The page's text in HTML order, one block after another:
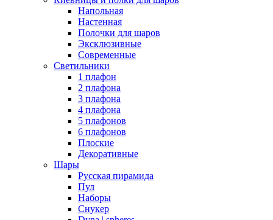
Напольная
Настенная
Полочки для шаров
Эксклюзивные
Современные
Светильники
1 плафон
2 плафона
3 плафона
4 плафона
5 плафонов
6 плафонов
Плоские
Декоративные
Шары
Русская пирамида
Пул
Наборы
Снукер